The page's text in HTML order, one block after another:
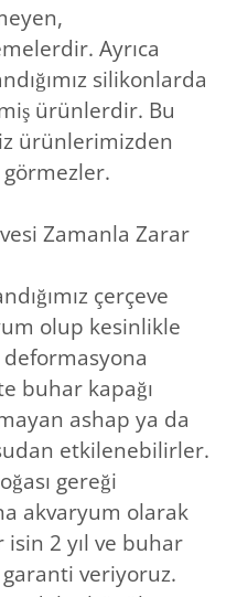
Ayrıca
silikonlarda
ürünlerdir. Bu
ürünlerimizden
görmezler.
Zamanla Zarar
çerçeve
olup kesinlikle
buhar kapağı
ashap ya da
etkilenebilirler.
gereği
akvaryum olarak
2 yıl ve buhar
garanti veriyoruz.